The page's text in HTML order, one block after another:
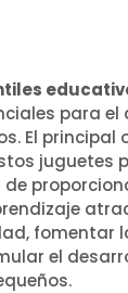
para el
El principal
juguetes
de
fomentar
el